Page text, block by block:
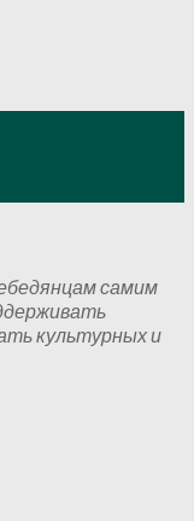
самим
культурных и